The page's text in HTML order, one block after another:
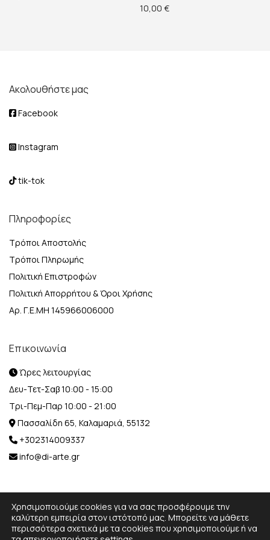
10,00 €
Ακολουθήστε μας
Facebook
Instagram
tik-tok
Πληροφορίες
Τρόποι Αποστολής
Τρόποι Πληρωμής
Πολιτική Επιστροφών
Πολιτική Απορρήτου & Όροι Χρήσης
Αρ. Γ.Ε.ΜΗ 145966006000
Επικοινωνία
Ώρες λειτουργίας
Δευ-Τετ-Σαβ 10:00 - 15:00
Τρι-Πεμ-Παρ 10:00 - 21:00
Πασσαλίδη 65, Καλαμαριά, 55132
+302314009337
info@di-arte.gr
© 2026 Designed and Developed by MediaBox. All rights
Χρησιμοποιούμε cookies για να σας προσφέρουμε την
καλύτερη εμπειρία στον ιστότοπό μας. Μπορείτε να μάθετε
περισσότερα σχετικά με τα cookies που χρησιμοποιούμε ή να